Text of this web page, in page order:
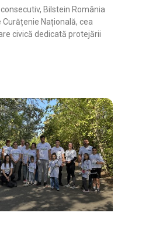
Bilstein România
Națională, cea
civică dedicată protejării